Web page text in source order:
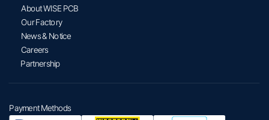
About WISE PCB
Our Factory
News & Notice
Careers
Partnership
Payment Methods